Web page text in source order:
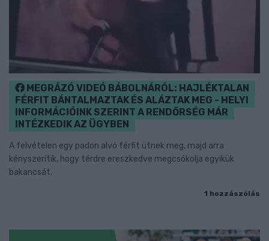
MEGRÁZÓ VIDEÓ BÁBOLNÁRÓL: HAJLÉKTALAN
FÉRFIT BÁNTALMAZTAK ÉS ALÁZTAK MEG - HELYI
INFORMÁCIÓINK SZERINT A RENDŐRSÉG MÁR
INTÉZKEDIK AZ ÜGYBEN
A felvételen egy padon alvó férfit ütnek meg, majd arra
kényszerítik, hogy térdre ereszkedve megcsókolja egyikük
bakancsát.
1 hozzászólás